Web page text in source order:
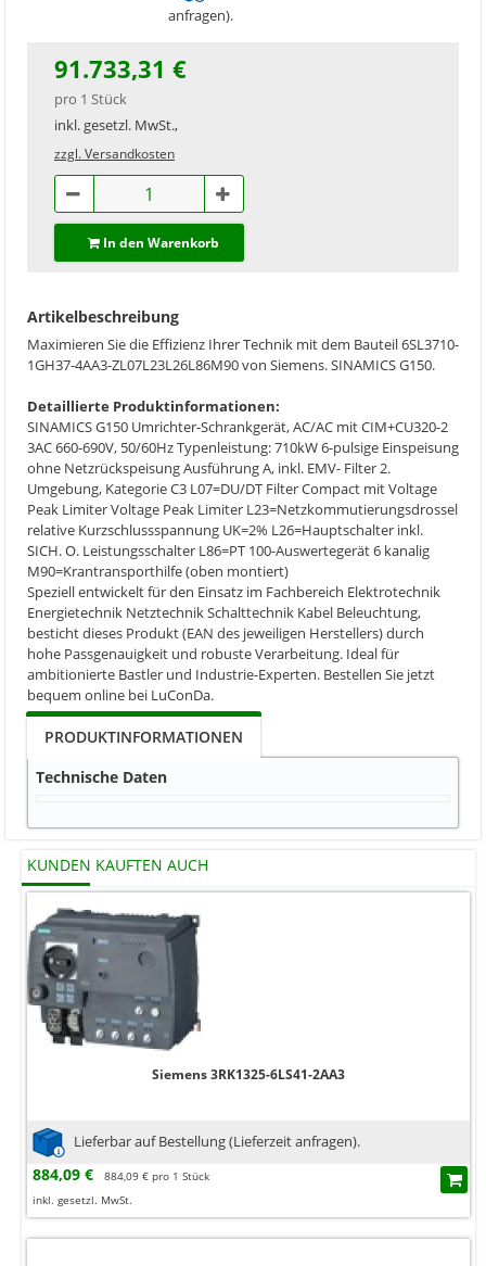
anfragen).
91.733,31 €
pro 1 Stück
inkl. gesetzl. MwSt.,
zzgl. Versandkosten
In den Warenkorb
Artikelbeschreibung
Maximieren Sie die Effizienz Ihrer Technik mit dem Bauteil 6SL3710-
1GH37-4AA3-ZL07L23L26L86M90 von Siemens. SINAMICS G150.
Detaillierte Produktinformationen:
SINAMICS G150 Umrichter-Schrankgerät, AC/AC mit CIM+CU320-2
3AC 660-690V, 50/60Hz Typenleistung: 710kW 6-pulsige Einspeisung
ohne Netzrückspeisung Ausführung A, inkl. EMV- Filter 2.
Umgebung, Kategorie C3 L07=DU/DT Filter Compact mit Voltage
Peak Limiter Voltage Peak Limiter L23=Netzkommutierungsdrossel
relative Kurzschlussspannung UK=2% L26=Hauptschalter inkl.
SICH. O. Leistungsschalter L86=PT 100-Auswertegerät 6 kanalig
M90=Krantransporthilfe (oben montiert)
Speziell entwickelt für den Einsatz im Fachbereich Elektrotechnik
Energietechnik Netztechnik Schalttechnik Kabel Beleuchtung,
besticht dieses Produkt (EAN des jeweiligen Herstellers) durch
hohe Passgenauigkeit und robuste Verarbeitung. Ideal für
ambitionierte Bastler und Industrie-Experten. Bestellen Sie jetzt
bequem online bei LuConDa.
PRODUKTINFORMATIONEN
Technische Daten
KUNDEN KAUFTEN AUCH
Siemens 3RK1325-6LS41-2AA3
Lieferbar auf Bestellung (Lieferzeit anfragen).
884,09 €
884,09 € pro 1 Stück
inkl. gesetzl. MwSt.